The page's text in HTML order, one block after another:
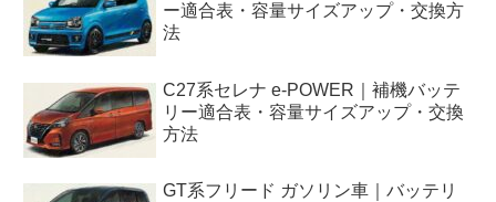
ー適合表・容量サイズアップ・交換方
法
C27系セレナ e-POWER｜補機バッテ
リー適合表・容量サイズアップ・交換
方法
GT系フリード ガソリン車｜バッテリ